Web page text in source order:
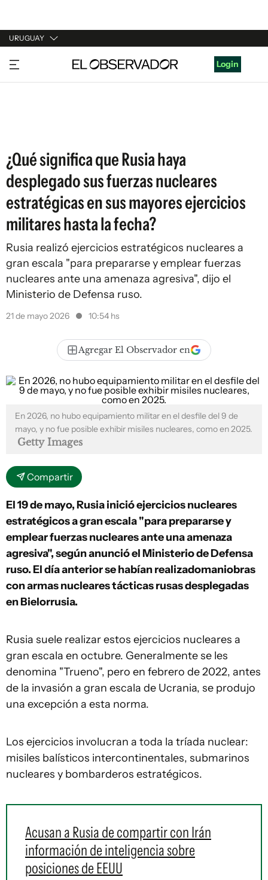
URUGUAY
URUGUAY
ARGENTINA
Login
¿Qué significa que Rusia haya
desplegado sus fuerzas nucleares
estratégicas en sus mayores ejercicios
militares hasta la fecha?
Rusia realizó ejercicios estratégicos nucleares a
gran escala "para prepararse y emplear fuerzas
nucleares ante una amenaza agresiva", dijo el
Ministerio de Defensa ruso.
21 de mayo 2026 10:54 hs
Agregar El Observador en
En 2026, no hubo equipamiento militar en el desfile del 9 de
mayo, y no fue posible exhibir misiles nucleares, como en 2025.
Getty Images
Compartir
El 19 de mayo, Rusia inició ejercicios nucleares
estratégicos a gran escala "para prepararse y
emplear fuerzas nucleares ante una amenaza
agresiva", según anunció el Ministerio de Defensa
ruso. El día anterior se habían realizadomaniobras
con armas nucleares tácticas rusas desplegadas
en Bielorrusia.
Rusia suele realizar estos ejercicios nucleares a
gran escala en octubre. Generalmente se les
denomina "Trueno", pero en febrero de 2022, antes
de la invasión a gran escala de Ucrania, se produjo
una excepción a esta norma.
Los ejercicios involucran a toda la tríada nuclear:
misiles balísticos intercontinentales, submarinos
nucleares y bombarderos estratégicos.
Acusan a Rusia de compartir con Irán
información de inteligencia sobre
posiciones de EEUU